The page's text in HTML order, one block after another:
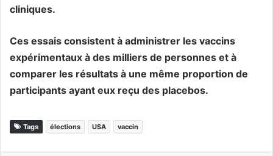
cliniques.
Ces essais consistent à administrer les vaccins
expérimentaux à des milliers de personnes et à
comparer les résultats à une même proportion de
participants ayant eux reçu des placebos.
Tags élections USA vaccin